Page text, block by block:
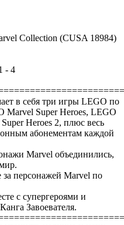
Collection (CUSA 18984)
- 4
в себя три игры LEGO по
Marvel Super Heroes, LEGO
Heroes 2, плюс весь
абонементам каждой
Marvel объединились,
персонажей Marvel по
с супергероями и
Завоевателя.